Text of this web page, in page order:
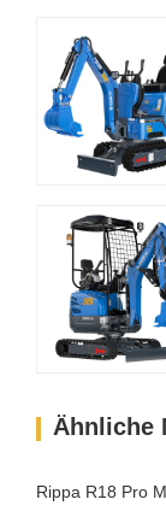
Ähnliche